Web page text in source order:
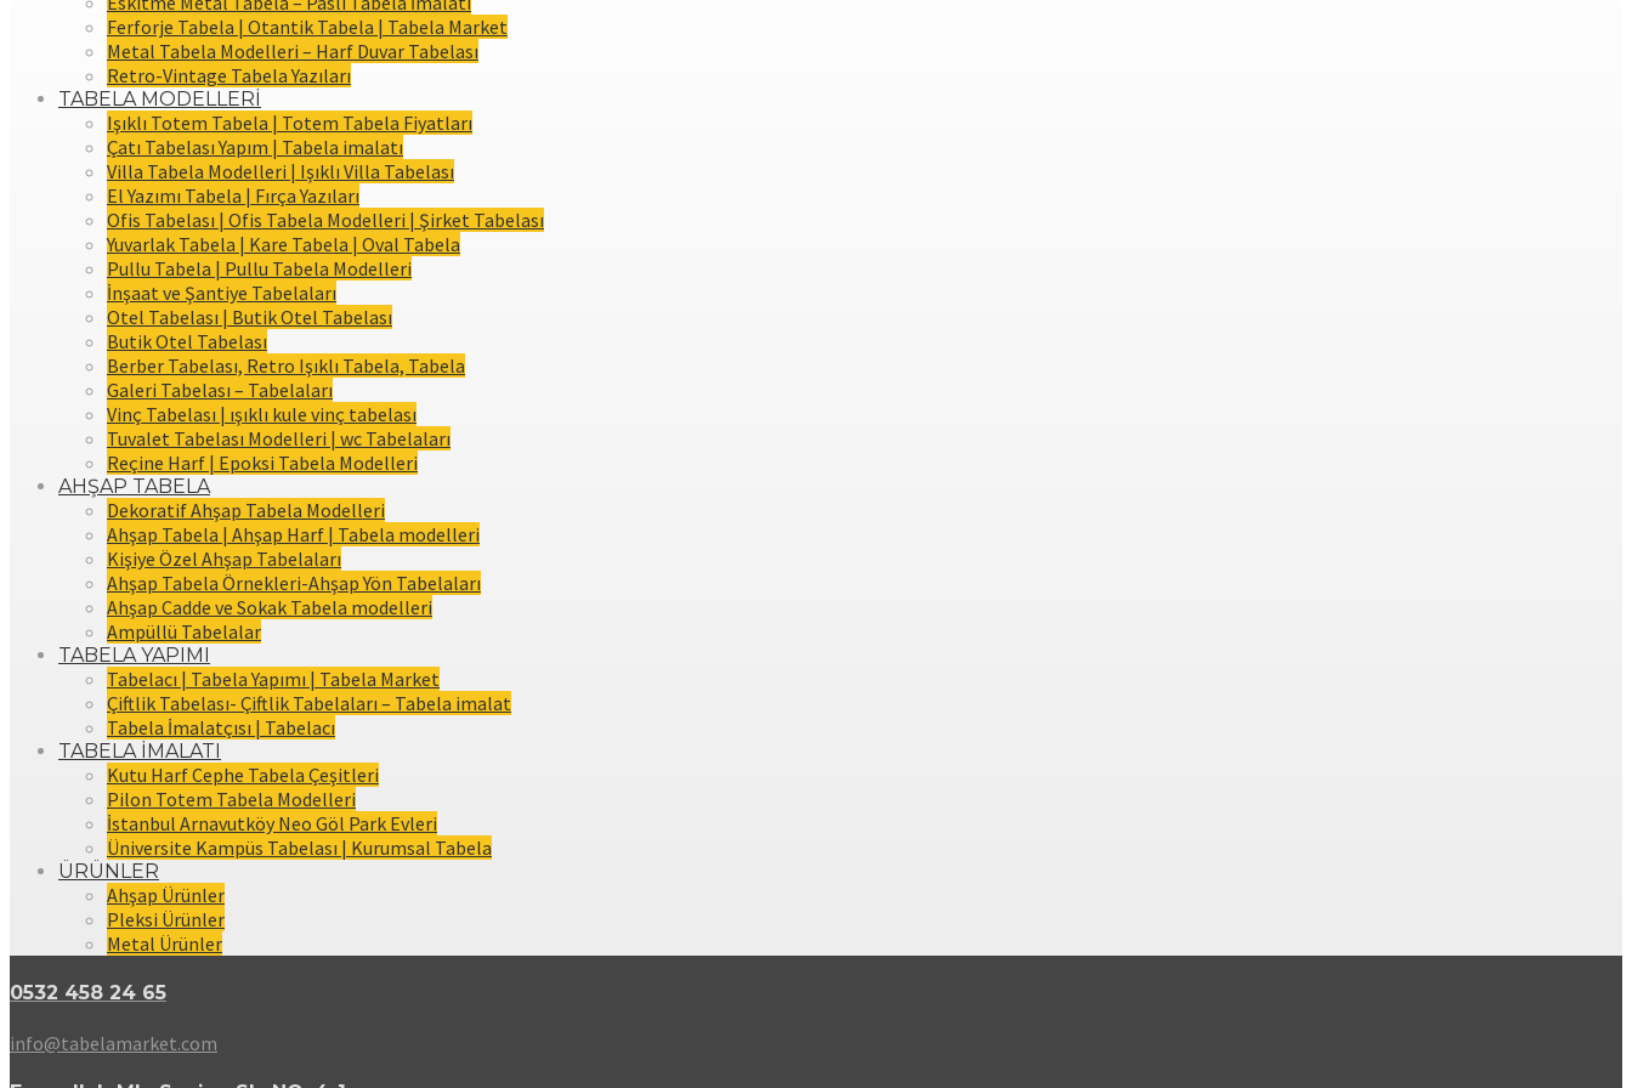
Ferforje Tabela | Otantik Tabela | Tabela Market
Metal Tabela Modelleri – Harf Duvar Tabelası
Retro-Vintage Tabela Yazıları
TABELA MODELLERİ
Işıklı Totem Tabela | Totem Tabela Fiyatları
Çatı Tabelası Yapım | Tabela imalatı
Villa Tabela Modelleri | Işıklı Villa Tabelası
El Yazımı Tabela | Fırça Yazıları
Ofis Tabelası | Ofis Tabela Modelleri | Şirket Tabelası
Yuvarlak Tabela | Kare Tabela | Oval Tabela
Pullu Tabela | Pullu Tabela Modelleri
İnşaat ve Şantiye Tabelaları
Otel Tabelası | Butik Otel Tabelası
Butik Otel Tabelası
Berber Tabelası, Retro Işıklı Tabela, Tabela
Galeri Tabelası – Tabelaları
Vinç Tabelası | ışıklı kule vinç tabelası
Tuvalet Tabelası Modelleri | wc Tabelaları
Reçine Harf | Epoksi Tabela Modelleri
AHŞAP TABELA
Dekoratif Ahşap Tabela Modelleri
Ahşap Tabela | Ahşap Harf | Tabela modelleri
Kişiye Özel Ahşap Tabelaları
Ahşap Tabela Örnekleri-Ahşap Yön Tabelaları
Ahşap Cadde ve Sokak Tabela modelleri
Ampüllü Tabelalar
TABELA YAPIMI
Tabelacı | Tabela Yapımı | Tabela Market
Çiftlik Tabelası- Çiftlik Tabelaları – Tabela imalat
Tabela İmalatçısı | Tabelacı
TABELA İMALATI
Kutu Harf Cephe Tabela Çeşitleri
Pilon Totem Tabela Modelleri
İstanbul Arnavutköy Neo Göl Park Evleri
Üniversite Kampüs Tabelası | Kurumsal Tabela
ÜRÜNLER
Ahşap Ürünler
Pleksi Ürünler
Metal Ürünler
0532 458 24 65
info@tabelamarket.com